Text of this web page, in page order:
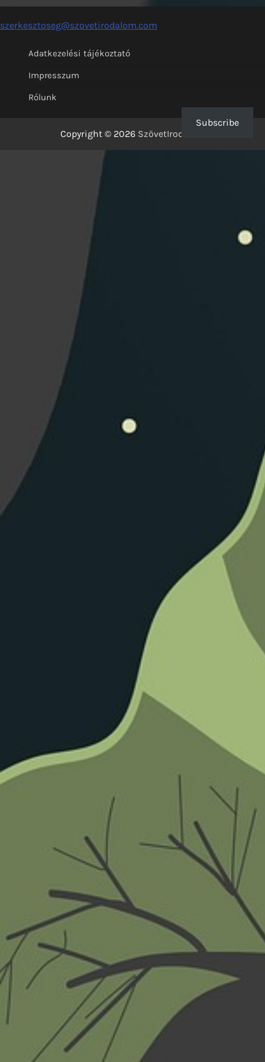
szerkesztoseg@szovetirodalom.com
Adatkezelési tájékoztató
Impresszum
Rólunk
Copyright © 2026 SzövetIrodalom
Subscribe